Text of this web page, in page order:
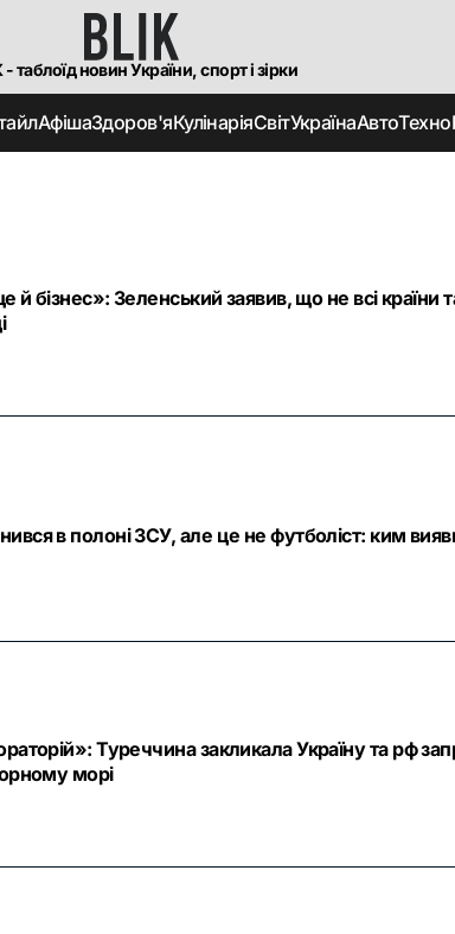
- таблоїд новин України, спорт і зірки
АфішаЗдоров'яКулінаріяСвітУкраїнаАвтоТехно
й бізнес»: Зеленський заявив, що не всі країни
в полоні ЗСУ, але це не футболіст: ким
Туреччина закликала Україну та рф
морі